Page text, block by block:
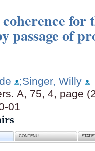
for
passage of
;Singer, Willy
A, 75, 4, page
01
CONTENU